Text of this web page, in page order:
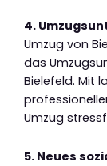
4.
Umzug von
das
Bielefeld. Mit
Umzug
5. Neues